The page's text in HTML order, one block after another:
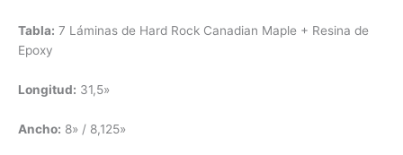
Tabla: 7 Láminas de Hard Rock Canadian Maple + Resina de
Epoxy
Longitud: 31,5»
Ancho: 8» / 8,125»